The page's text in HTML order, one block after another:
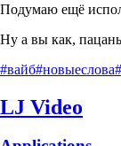
Подумаю ещё
Ну а вы как,
#вайб#новыеслова
LJ Video